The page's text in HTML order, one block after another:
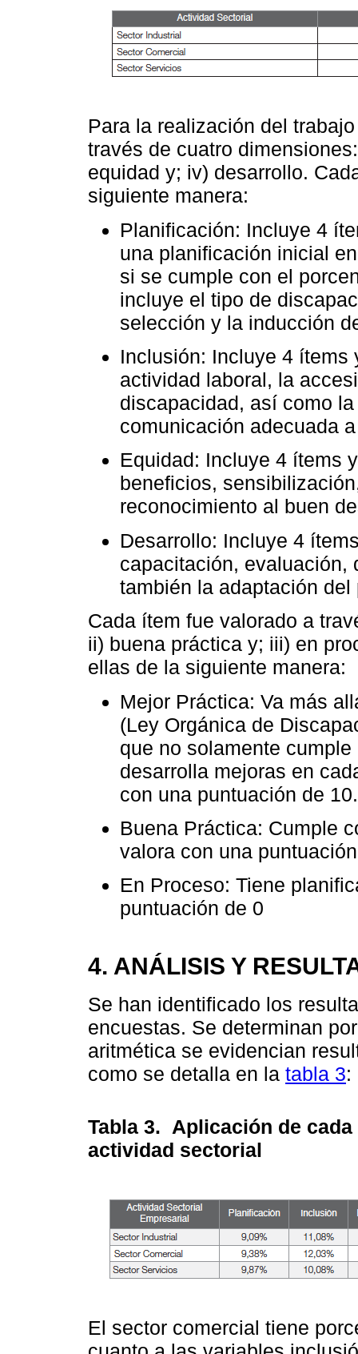
Para la realización del
través de cuatro
equidad y; iv) desarrollo.
siguiente manera:
Planificación: Incluye 4
una planificación inicial
si se cumple con el
incluye el tipo de
selección y la inducción
Inclusión: Incluye 4
actividad laboral, la
discapacidad, así como
comunicación adecuada
Equidad: Incluye 4 ítems
beneficios,
reconocimiento al buen
Desarrollo: Incluye 4
capacitación, evaluación,
también la adaptación
Cada ítem fue valorado a
ii) buena práctica y; iii) en
ellas de la siguiente manera:
Mejor Práctica: Va más
(Ley Orgánica de
que no solamente
desarrolla mejoras en
con una puntuación de 10.
Buena Práctica: Cumple
valora con una
En Proceso: Tiene
puntuación de 0
4. ANÁLISIS Y
Se han identificado los
encuestas. Se determinan
aritmética se evidencian
como se detalla en la tabla 3:
Tabla 3. Aplicación de
actividad sectorial
El sector comercial tiene